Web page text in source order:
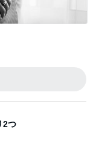
2つ